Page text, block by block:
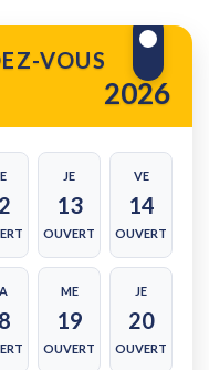
VOUS
2026
JE
13
OUVERT
VE
14
OUVERT
ME
19
OUVERT
JE
20
OUVERT